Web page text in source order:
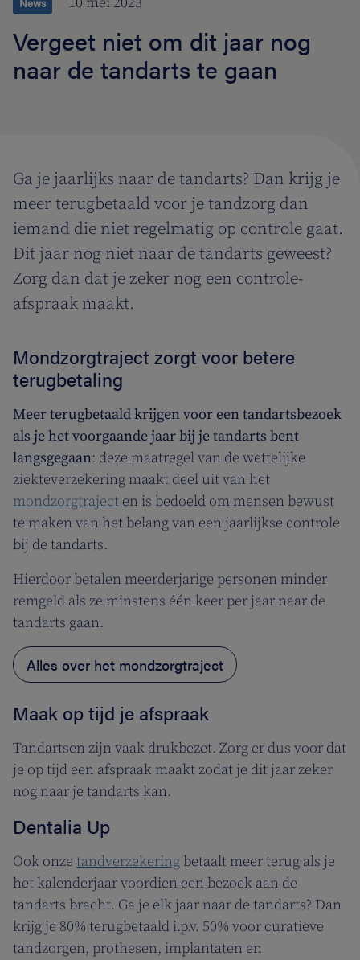
Vergeet niet om dit jaar nog
naar de tandarts te gaan
Ga je jaarlijks naar de tandarts? Dan krijg je
meer terugbetaald voor je tandzorg dan
iemand die niet regelmatig op controle gaat.
Dit jaar nog niet naar de tandarts geweest?
Zorg dan dat je zeker nog een controle-
afspraak maakt.
Mondzorgtraject zorgt voor betere
terugbetaling
Meer terugbetaald krijgen voor een tandartsbezoek
als je het voorgaande jaar bij je tandarts bent
langsgegaan: deze maatregel van de wettelijke
ziekteverzekering maakt deel uit van het
mondzorgtraject en is bedoeld om mensen bewust
te maken van het belang van een jaarlijkse controle
bij de tandarts.
Hierdoor betalen meerderjarige personen minder
remgeld als ze minstens één keer per jaar naar de
tandarts gaan.
Alles over het mondzorgtraject
Maak op tijd je afspraak
Tandartsen zijn vaak drukbezet. Zorg er dus voor dat
je op tijd een afspraak maakt zodat je dit jaar zeker
nog naar je tandarts kan.
Dentalia Up
Ook onze tandverzekering betaalt meer terug als je
het kalenderjaar voordien een bezoek aan de
tandarts bracht. Ga je elk jaar naar de tandarts? Dan
krijg je 80% terugbetaald i.p.v. 50% voor curatieve
tandzorgen, prothesen, implantaten en